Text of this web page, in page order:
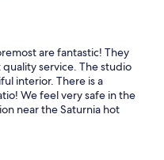
are fantastic! They
service. The studio
interior. There is a
We feel very safe in the
near the Saturnia hot
it is best to get to this
is rare especially
called COOP which is 15